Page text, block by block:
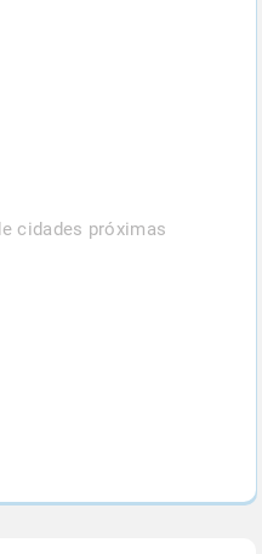
cidades próximas